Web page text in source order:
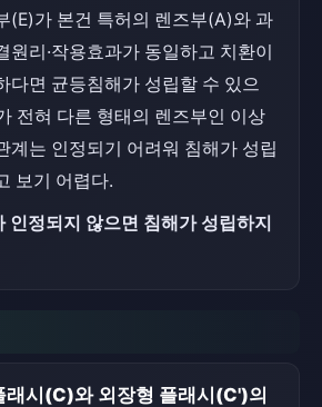
(E)가 본건 특허의 렌즈부(A)와 과
원리·작용효과가 동일하고 치환이
다면 균등침해가 성립할 수 있으
전혀 다른 형태의 렌즈부인 이상
계는 인정되기 어려워 침해가 성립
보기 어렵다.
인정되지 않으면 침해가 성립하지
래시(C)와 외장형 플래시(C')의